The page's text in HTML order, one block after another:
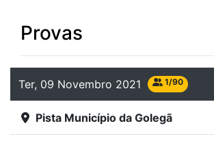
Provas
Ter, 09 Novembro 2021 1/90
Pista Município da Golegã